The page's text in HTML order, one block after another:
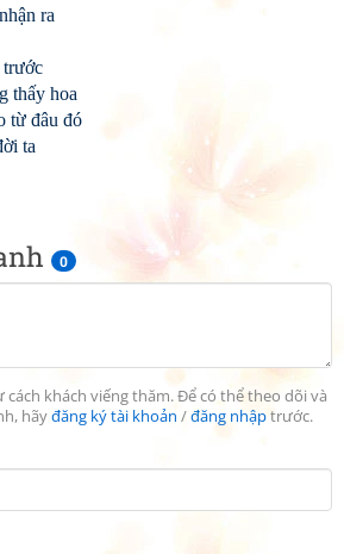
0
cách khách viếng thăm. Để có thể theo dõi và
hãyđăng ký tài khoản /đăng nhậptrước.
ra
trước
thấy hoa
từ đâu đó
ta